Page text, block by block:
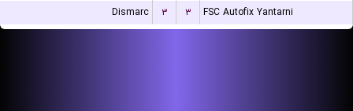
Dismarc
۳ ۳ FSC Autofix Yantarni